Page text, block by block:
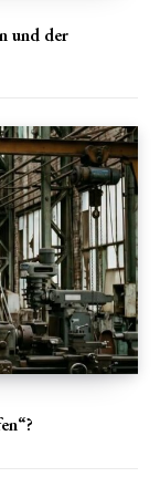
und der